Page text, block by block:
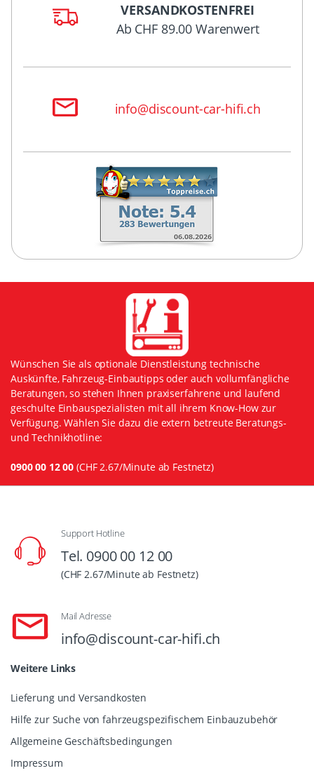
VERSANDKOSTENFREI
Ab CHF 89.00 Warenwert
info@discount-car-hifi.ch
Wünschen Sie als optionale Dienstleistung technische
Auskünfte, Fahrzeug-Einbautipps oder auch vollumfängliche
Beratungen, so stehen Ihnen praxiserfahrene und laufend
geschulte Einbauspezialisten mit all ihrem Know-How zur
Verfügung. Wählen Sie dazu die extern betreute Beratungs-
und Technikhotline:
0900 00 12 00 (CHF 2.67/Minute ab Festnetz)
Support Hotline
Tel. 0900 00 12 00
(CHF 2.67/Minute ab Festnetz)
Mail Adresse
info@discount-car-hifi.ch
Weitere Links
Lieferung und Versandkosten
Hilfe zur Suche von fahrzeugspezifischem Einbauzubehör
Allgemeine Geschäftsbedingungen
Impressum